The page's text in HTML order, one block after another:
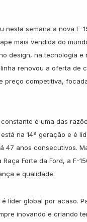
Rover
nesta semana a nova F-
mais vendida do
design, na tecnologia e
renovou a oferta de
preço competitiva,
é uma das
na 14ª geração e é
47 anos consecutivos.
Forte da Ford, a F-
e qualidade.
é líder global por acaso.
inovando e criando